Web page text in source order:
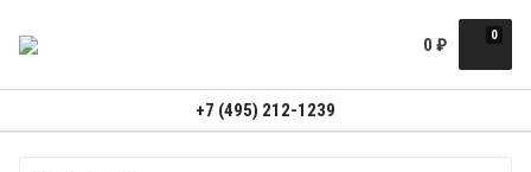
0
0 ₽
+7 (495) 212-1239